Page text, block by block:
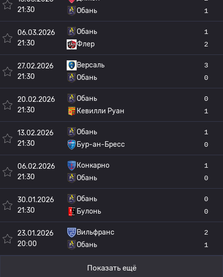
21:30
Обань
1
06.03.2026
21:30
Обань
Флер
1
2
27.02.2026
21:30
Версаль
Обань
3
0
20.02.2026
21:30
Обань
Кевилли Руан
0
1
13.02.2026
21:30
Обань
Бур-ан-Бресс
1
0
06.02.2026
21:30
Конкарно
Обань
1
0
30.01.2026
21:30
Обань
Булонь
0
0
23.01.2026
20:00
Вильфранс
Обань
2
1
Показать ещё